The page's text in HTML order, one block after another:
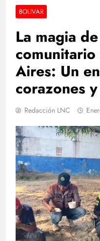
BOLIVAR
La magia
comunitario
Aires: Un
corazones
Redacción LNC